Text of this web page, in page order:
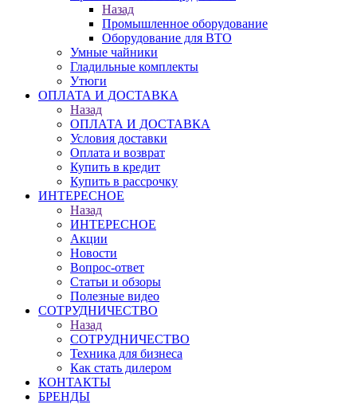
Назад
Промышленное оборудование
Оборудование для ВТО
Умные чайники
Гладильные комплекты
Утюги
ОПЛАТА И ДОСТАВКА
Назад
ОПЛАТА И ДОСТАВКА
Условия доставки
Оплата и возврат
Купить в кредит
Купить в рассрочку
ИНТЕРЕСНОЕ
Назад
ИНТЕРЕСНОЕ
Акции
Новости
Вопрос-ответ
Статьи и обзоры
Полезные видео
СОТРУДНИЧЕСТВО
Назад
СОТРУДНИЧЕСТВО
Техника для бизнеса
Как стать дилером
КОНТАКТЫ
БРЕНДЫ